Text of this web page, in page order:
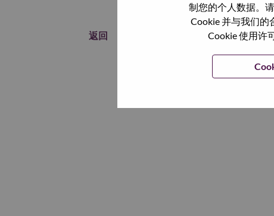
制您的个人数据。请
Cookie 并与我们的
Cookie 使用许
返回